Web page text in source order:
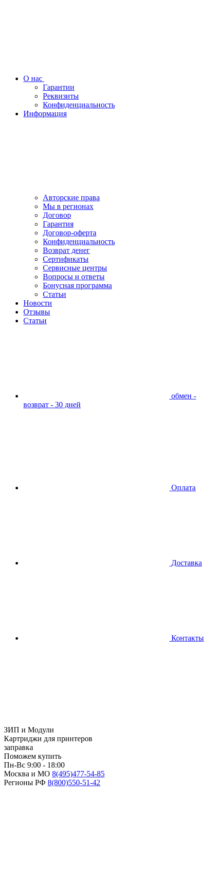
О нас
Гарантии
Реквизиты
Конфиденциальность
Информация
Авторские права
Мы в регионах
Договор
Гарантия
Договор-оферта
Конфиденциальность
Возврат денег
Сертификаты
Сервисные центры
Вопросы и ответы
Бонусная программа
Статьи
Новости
Отзывы
Статьи
обмен -
возврат - 30 дней
Оплата
Доставка
Контакты
ЗИП и Модули
Картриджи для принтеров
заправка
Поможем купить
Пн-Вс 9:00 - 18:00
Москва и МО 8(495)477-54-85
Регионы РФ 8(800)550-51-42